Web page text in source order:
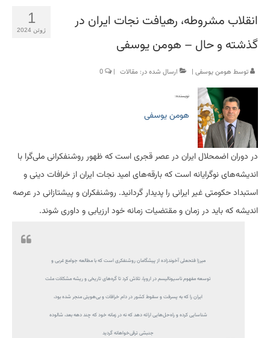
کتابخانه
تماس با ما
1
ژوئن 2024
انقلاب مشروطه، رهیافت نجات ایران در
گذشته و حال – هومن یوسفی
توسط هومن یوسفی | ارسال شده در: مقالات |
نویسنده:
هومن یوسفی
در دوران اضمحلال ایران در عصر قجری است که ظهور روشنفکرانی ملی‌گرا با
اندیشه‌های نوگرایانه است که بارقه‌های امید نجات ایران از خرافات دینی و
استبداد حکومتی غیر ایرانی را پدیدار گردانید. روشنفکران و پیشتازانی در عرصه
اندیشه که باید در زمان و مقتضیات زمانه خود ارزیابی و داوری شوند.
میرزا فتحعلی آخوندزاده از پیشگامان روشنفکری است که با مطالعه جوامع غربی و
توسعه مفهوم ناسیونالیسم در اروپا، تلاش کرد تا گره‌های تاریخی و ریشه مشکلات ملت
ایران را که به پسرفت و سقوط کشور در دام خرافات و بی‌هویتی منجر شده بود،
شناسایی کرده و راه‌حل‌هایی ارائه دهد که نه در زمانه خود که چند دهه بعد، شالوده
جنبشی ترقی‌خواهانه گردید